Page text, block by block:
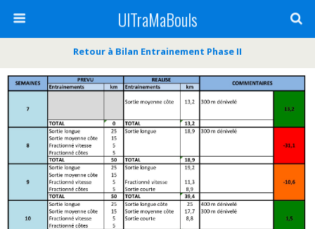
UlTraMaBouls
Retour à Bilan Entrainement Phase II